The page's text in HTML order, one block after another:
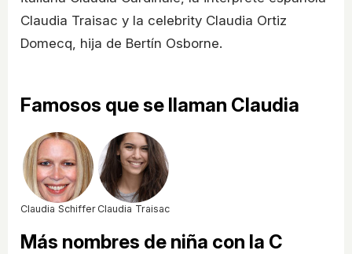
Claudia Traisac y la celebrity Claudia Ortiz
Domecq, hija de Bertín Osborne.
Famosos que se llaman Claudia
Claudia SchifferClaudia Traisac
Más nombres de niña con la C